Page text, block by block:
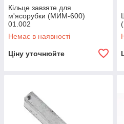
Кільце завзяте для
м'ясорубки (МИМ-600)
01.002
Немає в наявності
Ціну уточнюйте